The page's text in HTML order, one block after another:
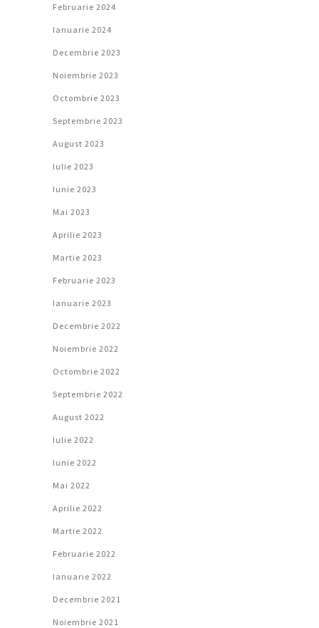
Februarie 2024
Ianuarie 2024
Decembrie 2023
Noiembrie 2023
Octombrie 2023
Septembrie 2023
August 2023
Iulie 2023
Iunie 2023
Mai 2023
Aprilie 2023
Martie 2023
Februarie 2023
Ianuarie 2023
Decembrie 2022
Noiembrie 2022
Octombrie 2022
Septembrie 2022
August 2022
Iulie 2022
Iunie 2022
Mai 2022
Aprilie 2022
Martie 2022
Februarie 2022
Ianuarie 2022
Decembrie 2021
Noiembrie 2021